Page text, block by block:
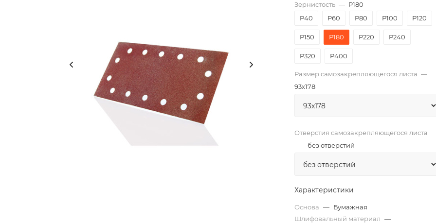
Зернистость — P180
P40
P60 P80 P100 P120
P150 P180 P220 P240
P320 P400
Размер самозакрепляющегося листа —
93х178
Отверстия самозакрепляющегося листа
— без отверстий
Характеристики
Основа — Бумажная
Шлифовальный материал —